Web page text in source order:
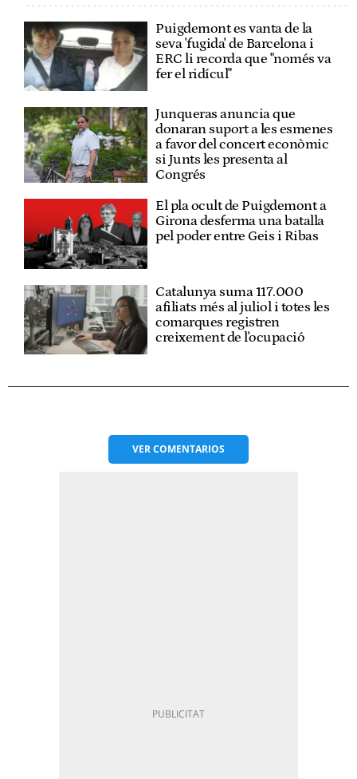
Puigdemont es vanta de la
seva 'fugida' de Barcelona i
ERC li recorda que "només va
fer el ridícul"
Junqueras anuncia que
donaran suport a les esmenes
a favor del concert econòmic
si Junts les presenta al
Congrés
El pla ocult de Puigdemont a
Girona desferma una batalla
pel poder entre Geis i Ribas
Catalunya suma 117.000
afiliats més al juliol i totes les
comarques registren
creixement de l'ocupació
VERCOMENTARIOS